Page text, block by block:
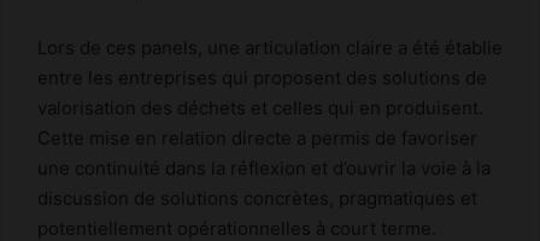
Lors de ces panels, une articulation claire a été établie
entre les entreprises qui proposent des solutions de
valorisation des déchets et celles qui en produisent.
Cette mise en relation directe a permis de favoriser
une continuité dans la réflexion et d’ouvrir la voie à la
discussion de solutions concrètes, pragmatiques et
potentiellement opérationnelles à court terme.